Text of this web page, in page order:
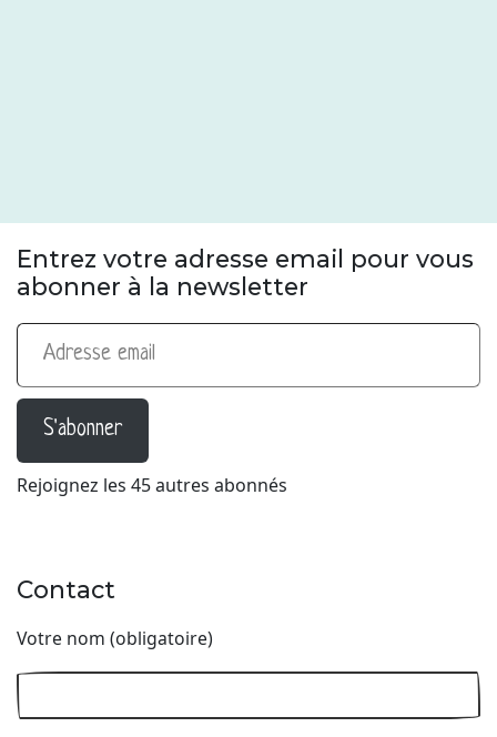
Entrez votre adresse email pour vous
abonner à la newsletter
Adresse email
S'abonner
Rejoignez les 45 autres abonnés
Contact
Votre nom (obligatoire)